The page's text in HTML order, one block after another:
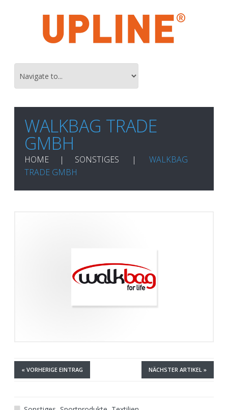
WALKBAG TRADE
GMBH
HOME SONSTIGES
WALKBAG
TRADE GMBH
« VORHERIGE EINTRAG NÄCHSTER ARTIKEL »